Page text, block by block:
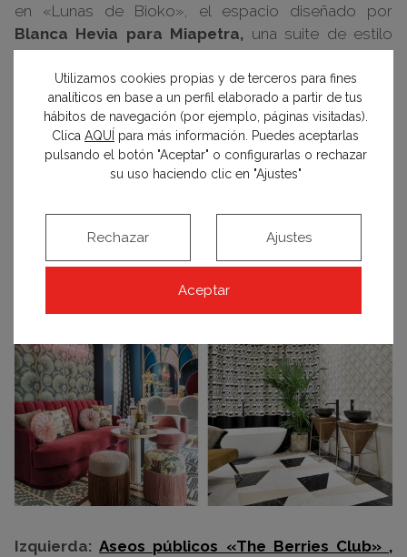
en «Lunas de Bioko», el espacio diseñado por
Blanca Hevia para Miapetra, una suite de estilo
colonial africano, donde destacan los lavabos de la
firma segoviana de lavabos y platos de ducha de
diseño, fabricados en piedra natural. También el
equipo deMaisons du Mondeapostó por esta
estética para el espacio «Un viaje con esencia
natural», decorado en tonos cálidos, estampados
Izquierda:Aseos públicos «The Berries Club» ,
Utilizamos cookies propias y de terceros para fines
analíticos en base a un perfil elaborado a partir de tus
hábitos de navegación (por ejemplo, páginas visitadas).
Clica AQUÍ para más información. Puedes aceptarlas
pulsando el botón "Aceptar" o configurarlas o rechazar
su uso haciendo clic en "Ajustes"
Aceptar
Rechazar Ajustes